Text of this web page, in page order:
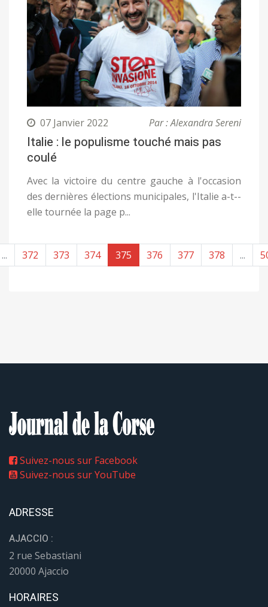
07 Janvier 2022 Par : Alexandra Sereni
Italie : le populisme touché mais pas
coulé
Avec la victoire du centre gauche à l'occasion
des dernières élections municipales, l'Italie a-t--
elle tournée la page p...
... 372 373 374 375 376 377 378 ...
Suivez-nous sur Facebook
Suivez-nous sur YouTube
ADRESSE
AJACCIO :
2 rue Sebastiani
20000 Ajaccio
HORAIRES